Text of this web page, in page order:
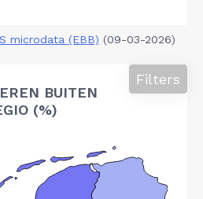
microdata (EBB) (09-03-2026)
BUITEN
(%)
Filters